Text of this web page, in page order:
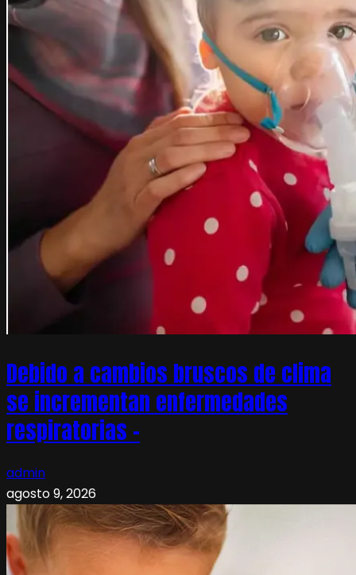
Debido a cambios bruscos de clima
se incrementan enfermedades
respiratorias –
admin
agosto 9, 2026